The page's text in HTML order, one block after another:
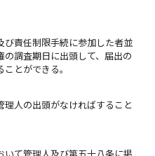
び責任制限手続に参加した者並
調査期日に出頭して、届出の
とができる。
理人の出頭がなければすること